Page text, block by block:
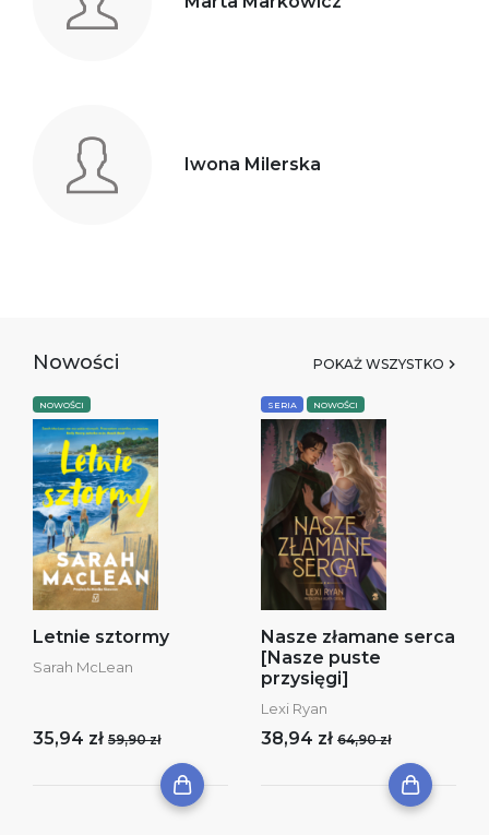
Iwona Milerska
Nowości POKAŻ WSZYSTKO
NOWOŚCI
Letnie sztormy
Sarah McLean
35,94 zł 59,90 zł
SERIA NOWOŚCI
Nasze złamane serca
[Nasze puste
przysięgi]
Lexi Ryan
38,94 zł 64,90 zł